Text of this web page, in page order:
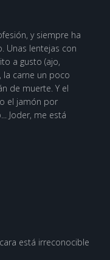
y siempre ha
Unas lentejas con
a gusto (ajo,
carne un poco
de muerte. Y el
el jamón por
Joder, me está
está irreconocible